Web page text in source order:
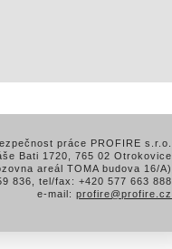
práce PROFIRE s.r.o.
Bati 1720, 765 02 Otrokovice
areál TOMA budova 16/A)
836, tel/fax: +420 577 663 888
e-mail: profire@profire.cz